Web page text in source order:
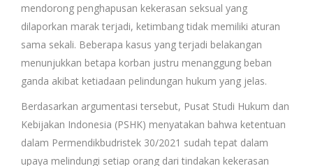
mendorong penghapusan kekerasan seksual yang
dilaporkan marak terjadi, ketimbang tidak memiliki aturan
sama sekali. Beberapa kasus yang terjadi belakangan
menunjukkan betapa korban justru menanggung beban
ganda akibat ketiadaan pelindungan hukum yang jelas.
Berdasarkan argumentasi tersebut, Pusat Studi Hukum dan
Kebijakan Indonesia (PSHK) menyatakan bahwa ketentuan
dalam Permendikbudristek 30/2021 sudah tepat dalam
upaya melindungi setiap orang dari tindakan kekerasan